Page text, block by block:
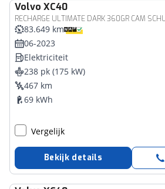
Volvo XC40
83.649 km
06-2023
Elektriciteit
238 pk (175 kW)
467 km
69 kWh
Vergelijk
Bekijk details